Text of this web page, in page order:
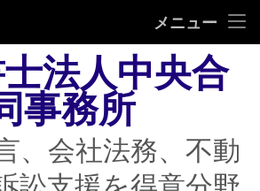
メニュー
法人中央合
事務所
、会社法務、不動